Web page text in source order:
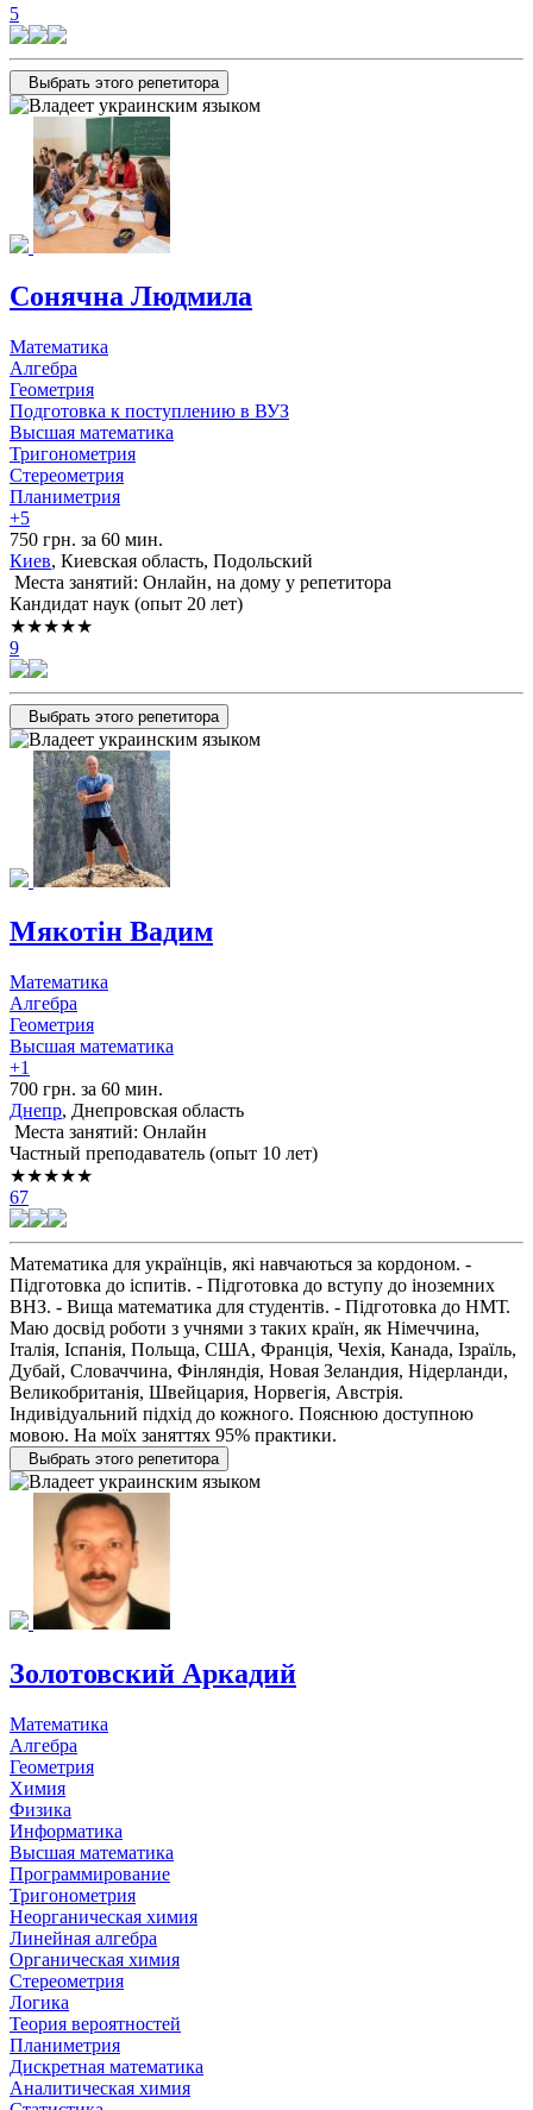
5
Выбрать этого репетитора
Сонячна Людмила
Математика
Алгебра
Геометрия
Подготовка к поступлению в ВУЗ
Высшая математика
Тригонометрия
Стереометрия
Планиметрия
+5
750 грн. за 60 мин.
Киев, Киевская область, Подольский
Места занятий: Онлайн, на дому у репетитора
Кандидат наук (опыт 20 лет)
★★★★★
9
Выбрать этого репетитора
Мякотiн Вадим
Математика
Алгебра
Геометрия
Высшая математика
+1
700 грн. за 60 мин.
Днепр, Днепровская область
Места занятий: Онлайн
Частный преподаватель (опыт 10 лет)
★★★★★
67
Математика для українців, які навчаються за кордоном. -
Підготовка до іспитів. - Підготовка до вступу до іноземних
ВНЗ. - Вища математика для студентів. - Підготовка до НМТ.
Маю досвід роботи з учнями з таких країн, як Німеччина,
Італія, Іспанія, Польща, США, Франція, Чехія, Канада, Ізраїль,
Дубай, Словаччина, Фінляндія, Новая Зеландия, Нідерланди,
Великобританія, Швейцария, Норвегія, Австрія.
Індивідуальний підхід до кожного. Пояснюю доступною
мовою. На моїх заняттях 95% практики.
Выбрать этого репетитора
Золотовский Аркадий
Математика
Алгебра
Геометрия
Химия
Физика
Информатика
Высшая математика
Программирование
Тригонометрия
Неорганическая химия
Линейная алгебра
Органическая химия
Стереометрия
Логика
Теория вероятностей
Планиметрия
Дискретная математика
Аналитическая химия